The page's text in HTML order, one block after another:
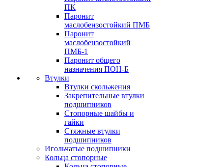
ПК
Паронит
маслобензостойкий ПМБ
Паронит
маслобензостойкий
ПМБ-1
Паронит общего
назначения ПОН-Б
Втулки
Втулки скольжения
Закрепительные втулки
подшипников
Стопорные шайбы и
гайки
Стяжные втулки
подшипников
Игольчатые подшипники
Кольца стопорные